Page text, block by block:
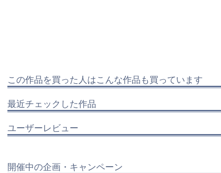
この作品を買った人はこんな作品も買っています
最近チェックした作品
ユーザーレビュー
開催中の企画・キャンペーン